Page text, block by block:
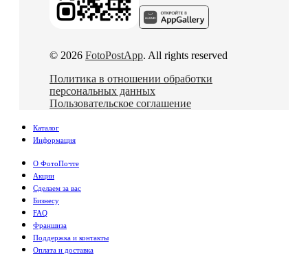
© 2026 FotoPostApp. All rights reserved
Политика в отношении обработки
персональных данных
Пользовательское соглашение
Каталог
Информация
О ФотоПочте
Акции
Сделаем за вас
Бизнесу
FAQ
Франшиза
Поддержка и контакты
Оплата и доставка